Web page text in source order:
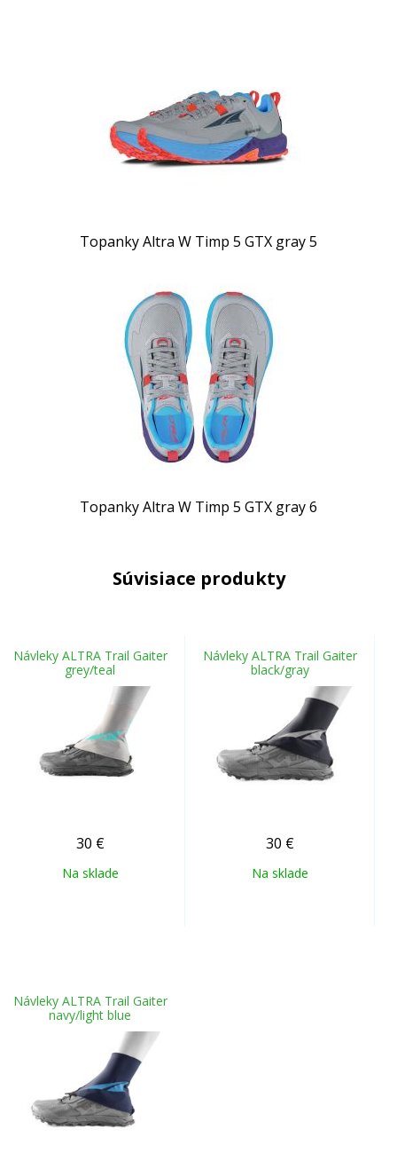
Topanky Altra W Timp 5 GTX gray 5
Topanky Altra W Timp 5 GTX gray 6
Súvisiace produkty
Návleky ALTRA Trail Gaiter
grey/teal
30 €
Na sklade
Návleky ALTRA Trail Gaiter
black/gray
30 €
Na sklade
Návleky ALTRA Trail Gaiter
navy/light blue